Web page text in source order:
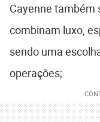
Cayenne também
combinam luxo,
sendo uma
operações;